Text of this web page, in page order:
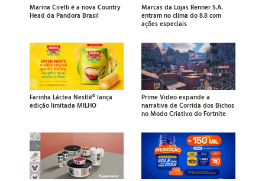
Marina Cirelli é a nova Country
Head da Pandora Brasil
Marcas da Lojas Renner S.A.
entram no clima do 8.8 com
ações especiais
Farinha Láctea Nestlé® lança
edição limitada MILHO
Prime Video expande a
narrativa de Corrida dos Bichos
no Modo Criativo do Fortnite